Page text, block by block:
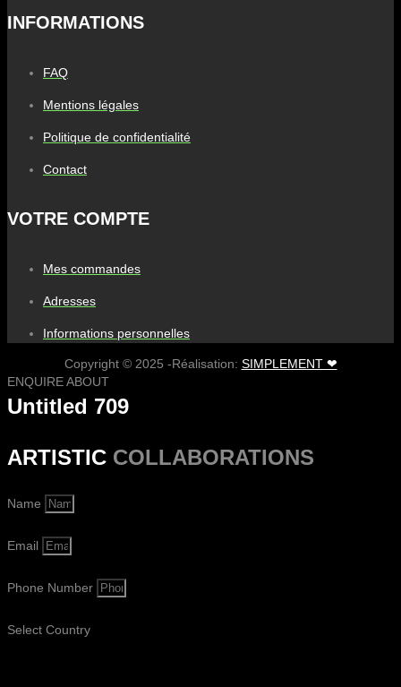
INFORMATIONS
FAQ
Mentions légales
Politique de confidentialité
Contact
VOTRE COMPTE
Mes commandes
Adresses
Informations personnelles
Copyright © 2025 -Réalisation: SIMPLEMENT ❤
ENQUIRE ABOUT
Untitled 709
ARTISTIC COLLABORATIONS
Name
Email
Phone Number
Select Country